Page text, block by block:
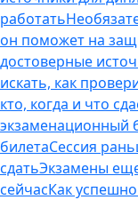
работать
он поможет на
достоверные
искать, как
кто, когда и что
экзаменационный
билетаСессия
сдатьЭкзамены
сейчасКак